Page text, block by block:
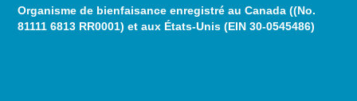
Organisme de bienfaisance enregistré au Canada ((No.
81111 6813 RR0001) et aux États-Unis (EIN 30-0545486)